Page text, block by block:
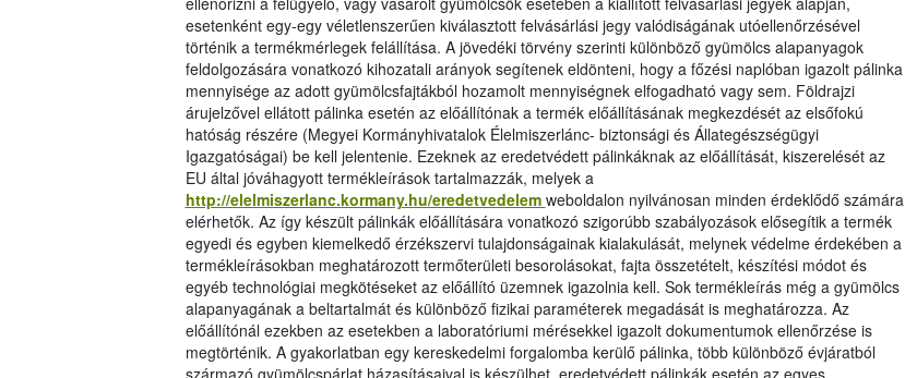
esetenként egy-egy véletlenszerűen kiválasztott felvásárlási jegy valódiságának utóellenőrzésével
történik a termékmérlegek felállítása. A jövedéki törvény szerinti különböző gyümölcs alapanyagok
feldolgozására vonatkozó kihozatali arányok segítenek eldönteni, hogy a főzési naplóban igazolt pálinka
mennyisége az adott gyümölcsfajtákból hozamolt mennyiségnek elfogadható vagy sem. Földrajzi
árujelzővel ellátott pálinka esetén az előállítónak a termék előállításának megkezdését az elsőfokú
hatóság részére (Megyei Kormányhivatalok Élelmiszerlánc- biztonsági és Állategészségügyi
Igazgatóságai) be kell jelentenie. Ezeknek az eredetvédett pálinkáknak az előállítását, kiszerelését az
EU által jóváhagyott termékleírások tartalmazzák, melyek a
http://elelmiszerlanc.kormany.hu/eredetvedelem weboldalon nyilvánosan minden érdeklődő számára
elérhetők. Az így készült pálinkák előállítására vonatkozó szigorúbb szabályozások elősegítik a termék
egyedi és egyben kiemelkedő érzékszervi tulajdonságainak kialakulását, melynek védelme érdekében a
termékleírásokban meghatározott termőterületi besorolásokat, fajta összetételt, készítési módot és
egyéb technológiai megkötéseket az előállító üzemnek igazolnia kell. Sok termékleírás még a gyümölcs
alapanyagának a beltartalmát és különböző fizikai paraméterek megadását is meghatározza. Az
előállítónál ezekben az esetekben a laboratóriumi mérésekkel igazolt dokumentumok ellenőrzése is
megtörténik. A gyakorlatban egy kereskedelmi forgalomba kerülő pálinka, több különböző évjáratból